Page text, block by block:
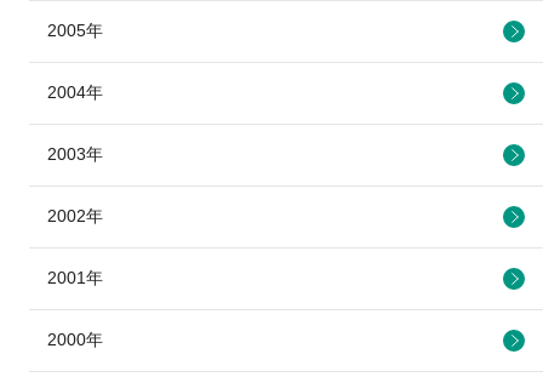
2005年
2004年
2003年
2002年
2001年
2000年